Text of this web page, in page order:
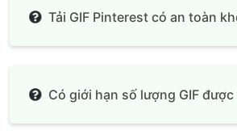
Tải GIF Pinterest có an toàn
Có giới hạn số lượng GIF